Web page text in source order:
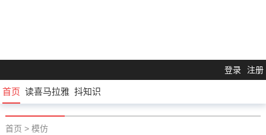
登录 注册
首页 读喜马拉雅 抖知识
首页 > 模仿